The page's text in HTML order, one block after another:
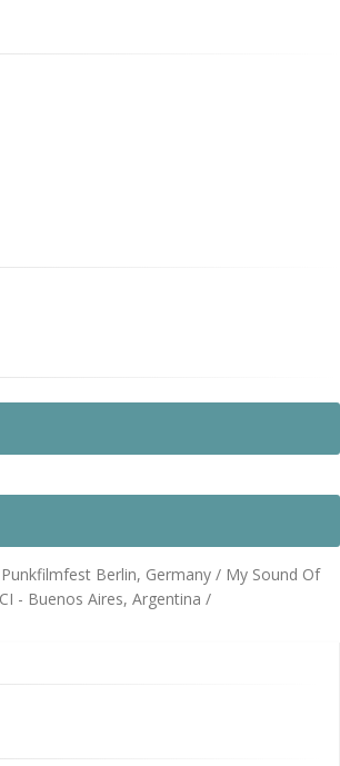
Berlin, Germany / My Sound Of
- Buenos Aires, Argentina /